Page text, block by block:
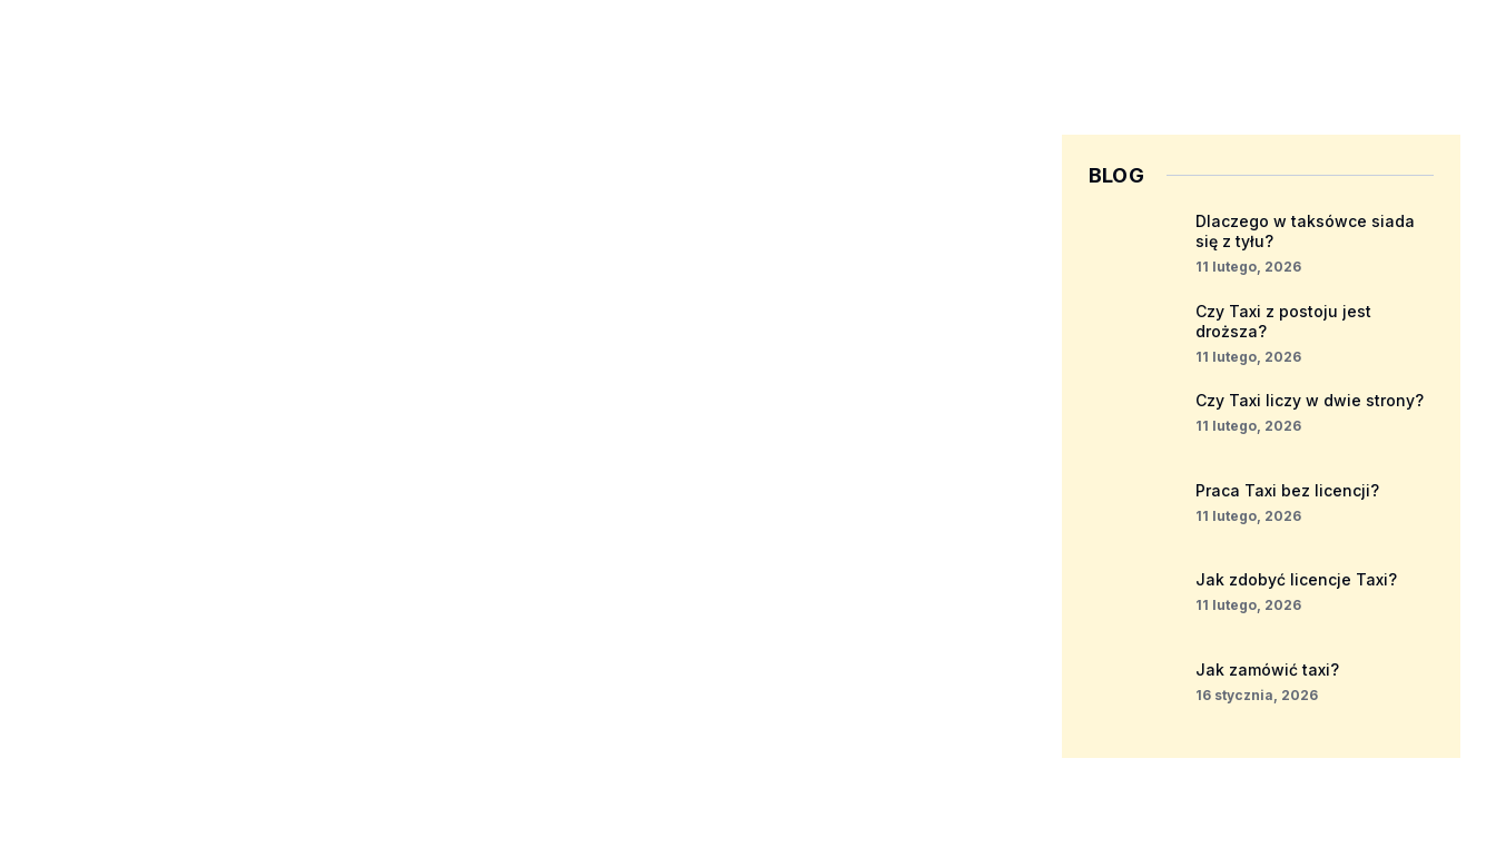
BLOG
Dlaczego w taksówce siada
się z tyłu?
11 lutego, 2026
Czy Taxi z postoju jest
droższa?
11 lutego, 2026
Czy Taxi liczy w dwie strony?
11 lutego, 2026
Praca Taxi bez licencji?
11 lutego, 2026
Jak zdobyć licencje Taxi?
11 lutego, 2026
Jak zamówić taxi?
16 stycznia, 2026